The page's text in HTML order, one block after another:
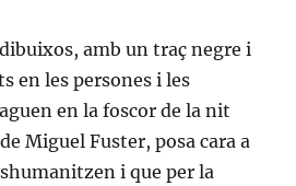
amb un traç negre i
en les persones i les
en la foscor de la nit
Miguel Fuster, posa cara a
i que per la